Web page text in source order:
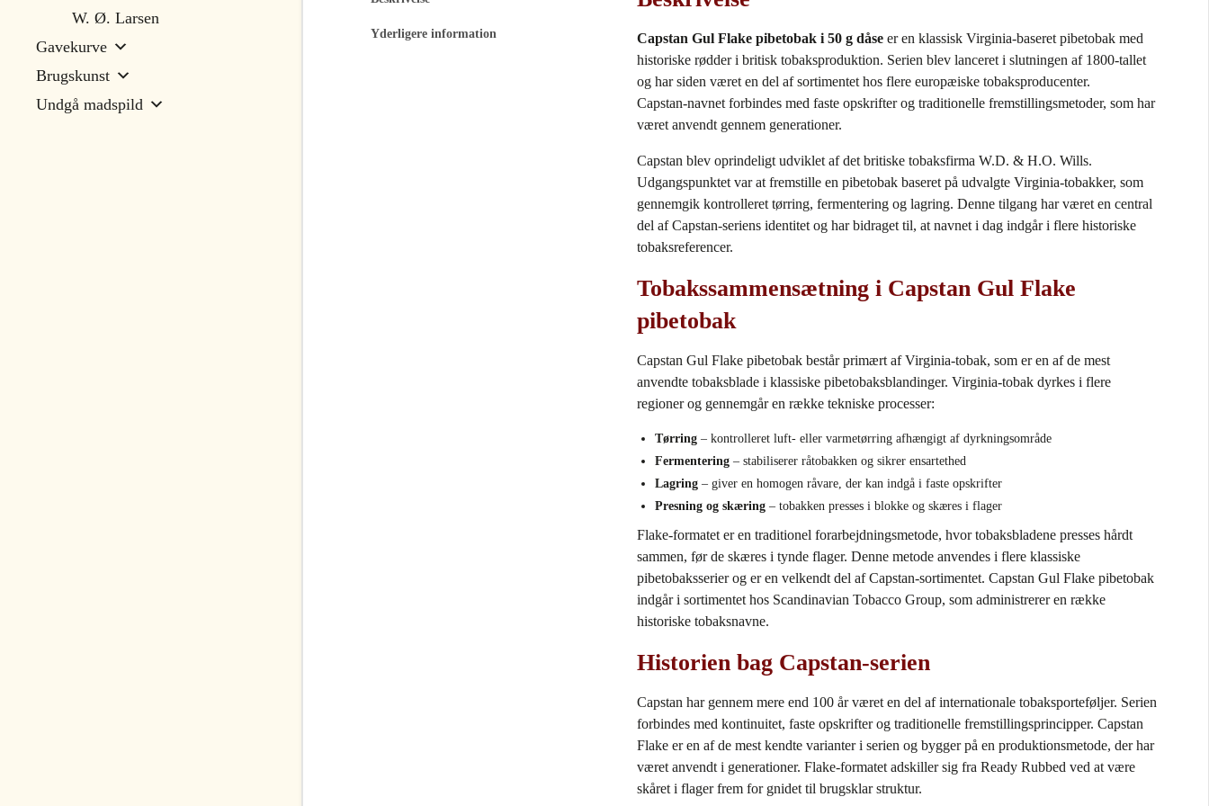
W. Ø. Larsen
Gavekurve
Brugskunst
Undgå madspild
Yderligere information Capstan Gul Flake pibetobak i 50 g dåse er en klassisk Virginia‑baseret pibetobak med
historiske rødder i britisk tobaksproduktion. Serien blev lanceret i slutningen af 1800‑tallet
og har siden været en del af sortimentet hos flere europæiske tobaksproducenter.
Capstan‑navnet forbindes med faste opskrifter og traditionelle fremstillingsmetoder, som har
været anvendt gennem generationer.
Capstan blev oprindeligt udviklet af det britiske tobaksfirma W.D. & H.O. Wills.
Udgangspunktet var at fremstille en pibetobak baseret på udvalgte Virginia‑tobakker, som
gennemgik kontrolleret tørring, fermentering og lagring. Denne tilgang har været en central
del af Capstan‑seriens identitet og har bidraget til, at navnet i dag indgår i flere historiske
tobaksreferencer.
Tobakssammensætning i Capstan Gul Flake
pibetobak
Capstan Gul Flake pibetobak består primært af Virginia‑tobak, som er en af de mest
anvendte tobaksblade i klassiske pibetobaksblandinger. Virginia‑tobak dyrkes i flere
regioner og gennemgår en række tekniske processer:
Tørring – kontrolleret luft- eller varmetørring afhængigt af dyrkningsområde
Fermentering – stabiliserer råtobakken og sikrer ensartethed
Lagring – giver en homogen råvare, der kan indgå i faste opskrifter
Presning og skæring – tobakken presses i blokke og skæres i flager
Flake‑formatet er en traditionel forarbejdningsmetode, hvor tobaksbladene presses hårdt
sammen, før de skæres i tynde flager. Denne metode anvendes i flere klassiske
pibetobaksserier og er en velkendt del af Capstan‑sortimentet. Capstan Gul Flake pibetobak
indgår i sortimentet hos Scandinavian Tobacco Group, som administrerer en række
historiske tobaksnavne.
Historien bag Capstan‑serien
Capstan har gennem mere end 100 år været en del af internationale tobaksporteføljer. Serien
forbindes med kontinuitet, faste opskrifter og traditionelle fremstillingsprincipper. Capstan
Flake er en af de mest kendte varianter i serien og bygger på en produktionsmetode, der har
været anvendt i generationer. Flake‑formatet adskiller sig fra Ready Rubbed ved at være
skåret i flager frem for gnidet til brugsklar struktur.